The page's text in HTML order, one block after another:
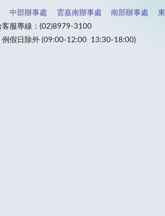
中部辦事處 雲嘉南辦事處 南部辦事處
客服專線：(02)8979-3100
例假日除外 (09:00-12:00 13:30-18:00)